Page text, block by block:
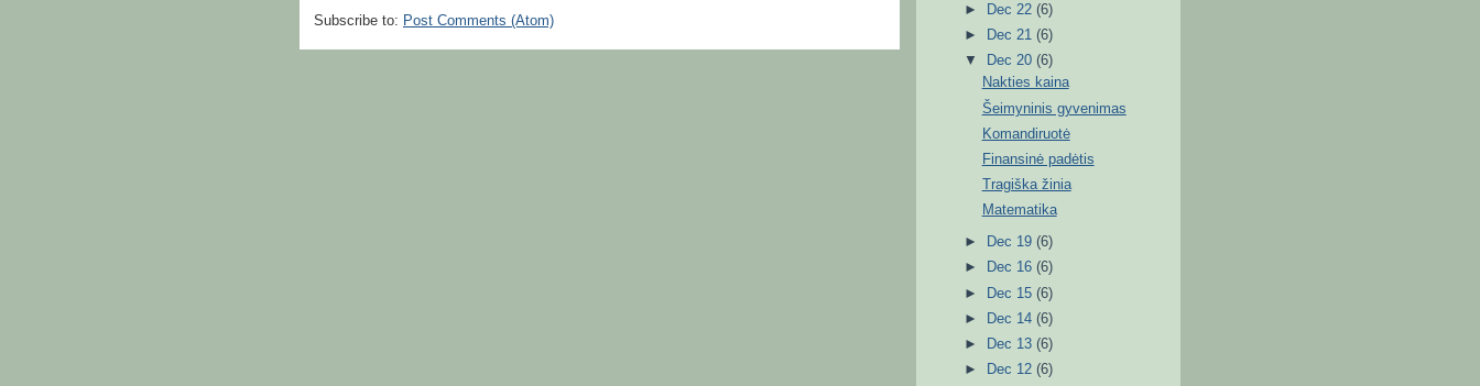
Subscribe to: Post Comments (Atom)
►
Dec 22(6)
►
Dec 21(6)
▼
Dec 20(6)
Nakties kaina
Šeimyninis gyvenimas
Komandiruotė
Finansinė padėtis
Tragiška žinia
Matematika
► Dec 19(6)
►
Dec 16(6)
►
Dec 15(6)
►
Dec 14(6)
►
Dec 13(6)
►
Dec 12(6)